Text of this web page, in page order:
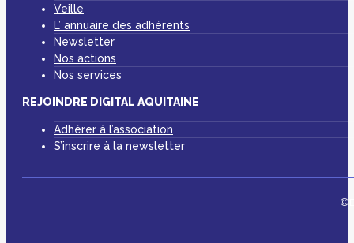
Veille
L’ annuaire des adhérents
Newsletter
Nos actions
Nos services
REJOINDRE DIGITAL AQUITAINE
Adhérer à l’association
S’inscrire à la newsletter